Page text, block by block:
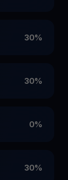
30%
30%
0%
30%